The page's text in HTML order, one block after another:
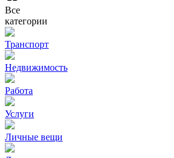
Все
категории
Транспорт
Недвижимость
Работа
Услуги
Личные вещи